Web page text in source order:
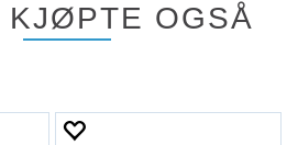
KJØPTE OGSÅ